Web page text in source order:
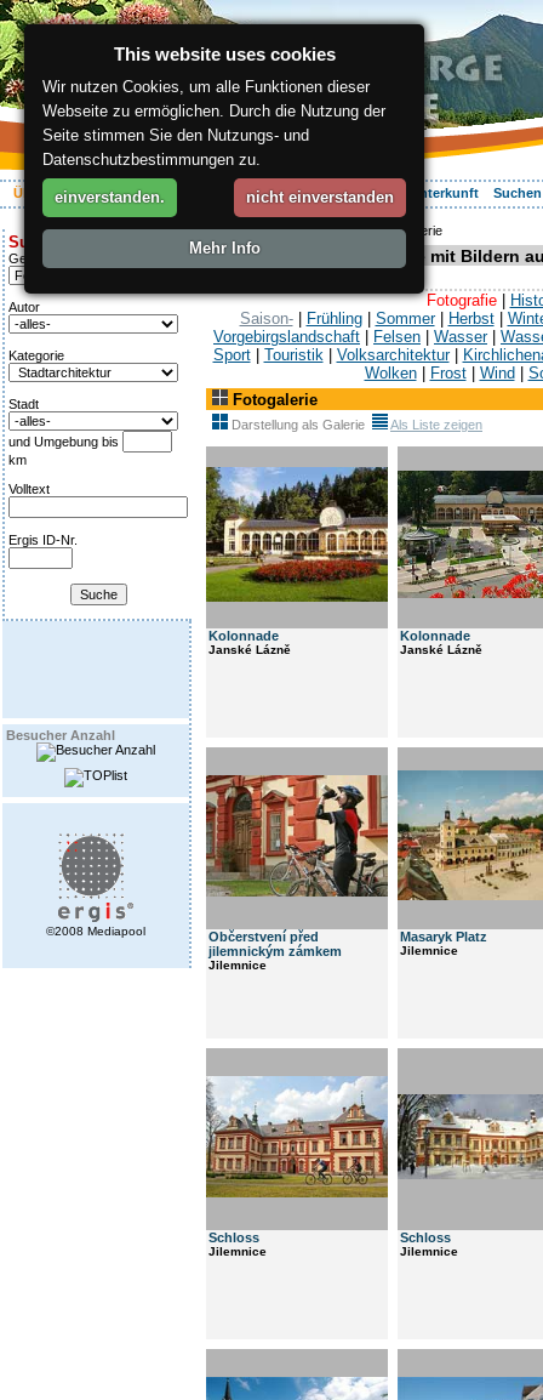
Über die Region Aktiv Erleben Entspannung Ihr Urlaub Unterkunft
Suche:
Genre
Autor
Kategorie
Stadt
und Umgebung bis
km
Volltext
Ergis ID-Nr.
Besucher Anzahl
©2008 Mediapool
ergis.cz>Über die Region> Fotogalerie
Foto- und Bildergalerie mit Bildern
Fotografie|
Saison-| Frühling| Sommer| Herbst|
Vorgebirgslandschaft
Felsen Wasser|
Sport| Touristik| Volksarchitektur|
Wolken| Frost| Wind
Fotogalerie
Darstellung als Galerie Als Liste zeigen
Kolonnade
Janské Lázně
Kolonnade
Janské Lázně
Občerstvení před
jilemnickým zámkem
Jilemnice
Masaryk Platz
Jilemnice
Schloss
Jilemnice
Schloss
Jilemnice
This website uses cookies
Wir nutzen Cookies, um alle Funktionen dieser
Webseite zu ermöglichen. Durch die Nutzung der
Seite stimmen Sie den Nutzungs- und
Datenschutzbestimmungen zu.
einverstanden. nicht einverstanden
Mehr Info